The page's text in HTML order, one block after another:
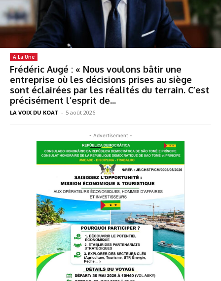
A La Une
Frédéric Augé : « Nous voulons bâtir une
entreprise où les décisions prises au siège
sont éclairées par les réalités du terrain. C’est
précisément l’esprit de...
LA VOIX DU KOAT - 5 août 2026
- Advertisement -